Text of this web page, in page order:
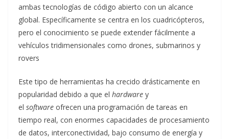
ambas tecnologías de código abierto con un alcance
global. Específicamente se centra en los cuadricópteros,
pero el conocimiento se puede extender fácilmente a
vehículos tridimensionales como drones, submarinos y
rovers
Este tipo de herramientas ha crecido drásticamente en
popularidad debido a que el hardware y
el software ofrecen una programación de tareas en
tiempo real, con enormes capacidades de procesamiento
de datos, interconectividad, bajo consumo de energía y